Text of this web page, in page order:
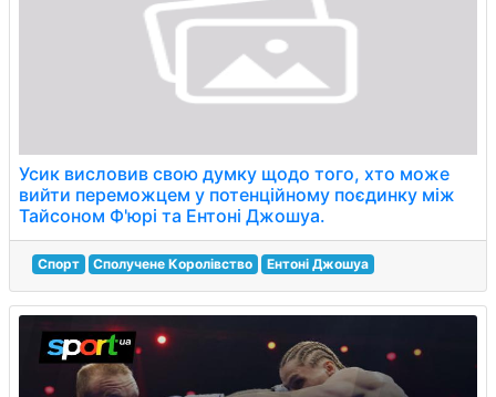
Усик висловив свою думку щодо того, хто може
вийти переможцем у потенційному поєдинку між
Тайсоном Ф'юрі та Ентоні Джошуа.
Спорт Сполучене Королівство Ентоні Джошуа